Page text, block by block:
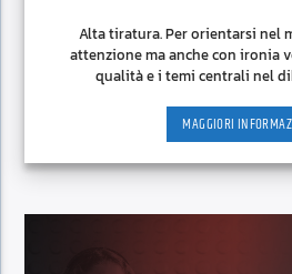
Alta tiratura. Per orientarsi nel
attenzione ma anche con ironia
qualità e i temi centrali nel
MAGGIORI